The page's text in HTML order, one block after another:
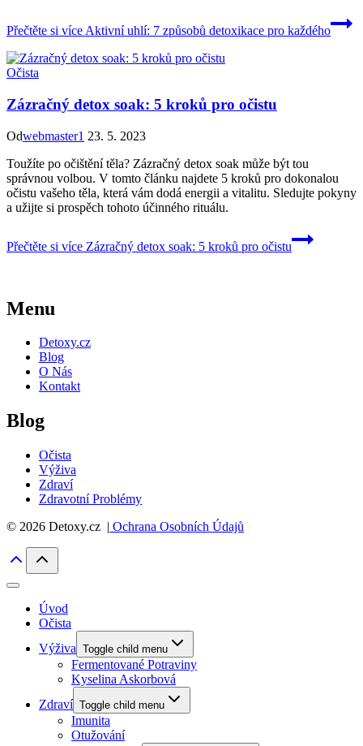
Přečtěte si více Aktivní uhlí: 7 způsobů detoxikace pro každého
Očista
Zázračný detox soak: 5 kroků pro očistu
Odwebmaster1 23. 5. 2023
Toužíte po očištění těla? Zázračný detox soak může být tou
správnou volbou. V tomto článku najdete 5 kroků pro dokonalou
očistu vašeho těla, která vám dodá energii a vitalitu. Sledujte pokyny
a užijte si prospěch tohoto účinného rituálu.
Přečtěte si více Zázračný detox soak: 5 kroků pro očistu
Menu
Detoxy.cz
Blog
O Nás
Kontakt
Blog
Očista
Výživa
Zdraví
Zdravotní Problémy
© 2026 Detoxy.cz | Ochrana Osobních Údajů
Úvod
Očista
Výživa Toggle child menu
Fermentované Potraviny
Kyselina Askorbová
Zdraví Toggle child menu
Imunita
Otužování